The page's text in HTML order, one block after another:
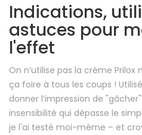
Indications,
astuces pour
l'effet
On n’utilise pas la crème
ça foire à tous les coups !
donner l’impression de
insensibilité qui dépasse le
je l'ai testé moi-même – et